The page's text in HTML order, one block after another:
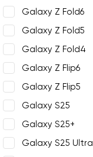
Galaxy Z Fold6
Galaxy Z Fold5
Galaxy Z Fold4
Galaxy Z Flip6
Galaxy Z Flip5
Galaxy S25
Galaxy S25+
Galaxy S25 Ultra